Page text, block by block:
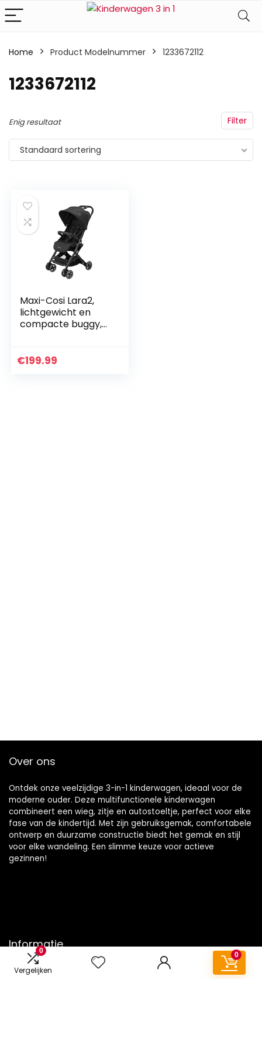
0
Vergelijken
0
Home Product Modelnummer ‎1233672112
‎1233672112
Filter
Enig resultaat
Standaard sortering
Maxi-Cosi Lara2,
lichtgewicht en
compacte buggy,
worden gebruikt
€199.99
Over ons
Ontdek onze veelzijdige 3-in-1 kinderwagen, ideaal voor de
moderne ouder. Deze multifunctionele kinderwagen
combineert een wieg, zitje en autostoeltje, perfect voor elke
fase van de kindertijd. Met zijn gebruiksgemak, comfortabele
ontwerp en duurzame constructie biedt het gemak en stijl
voor elke wandeling. Een slimme keuze voor actieve
gezinnen!
Informatie
Contact